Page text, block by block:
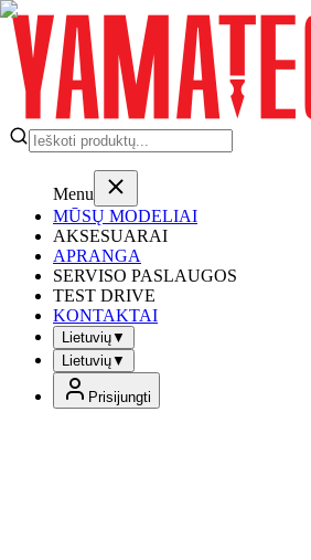
Menu
MŪSŲ MODELIAI
AKSESUARAI
APRANGA
SERVISO PASLAUGOS
TEST DRIVE
KONTAKTAI
Lietuvių▼
Lietuvių▼
Prisijungti